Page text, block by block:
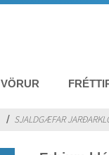
VÖRUR
SJALDGÆFAR